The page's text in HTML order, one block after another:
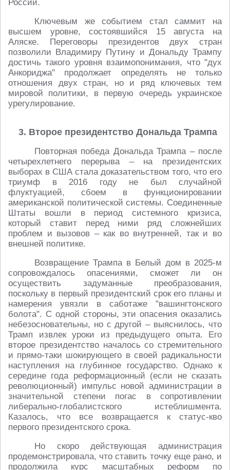
России.
Ключевым же событием стал саммит на
высшем уровне, состоявшийся 15 августа на
Аляске. Переговоры президентов двух стран
позволили Владимиру Путину и Дональду Трампу
достичь такого уровня взаимопонимания, что "дух
Анкориджа" продолжает определять не только
отношения двух стран, но и ряд ключевых тем
мировой политики, в первую очередь украинское
урегулирование.
3. Второе президентство Дональда Трампа
Повторная победа Дональда Трампа – после
четырехлетнего перерыва – на президентских
выборах в США стала доказательством того, что его
триумф в 2016 году не был случайной
флуктуацией, сбоем в функционировании
американской политической системы. Соединенные
Штаты вошли в период системного кризиса,
который ставит перед ними ряд сложнейших
проблем и вызовов – как во внутренней, так и во
внешней политике.
Возвращение Трампа в Белый дом в 2025-м
сопровождалось опасениями, сможет ли он
осуществить задуманные преобразования,
поскольку в первый президентский срок его планы и
намерения увязли в саботаже "вашингтонского
болота". С одной стороны, эти опасения оказались
небезосновательны, но с другой – выяснилось, что
Трамп извлек уроки из предыдущего опыта. Его
второе президентство началось со стремительного
и прямо-таки шокирующего в своей радикальности
наступления на глубинное государство. Однако к
середине года реформационный (если не сказать
революционный) импульс новой администрации в
значительной степени погас в сопротивлении
либерально-глобалистского истеблишмента.
Казалось, что все возвращается к статус-кво
первого президентского срока.
Но скоро действующая администрация
продемонстрировала, что ставить точку еще рано, и
продолжила курс масштабных реформ по